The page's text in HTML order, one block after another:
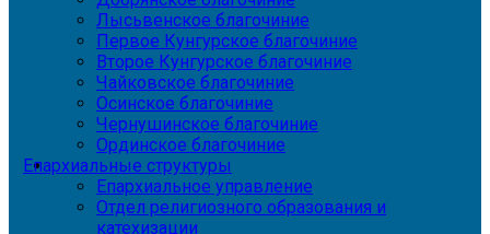
Лысьвенское благочиние
Первое Кунгурское благочиние
Второе Кунгурское благочиние
Чайковское благочиние
Осинское благочиние
Чернушинское благочиние
Ординское благочиние
Епархиальные структуры
Епархиальное управление
Отдел религиозного образования и
катехизации